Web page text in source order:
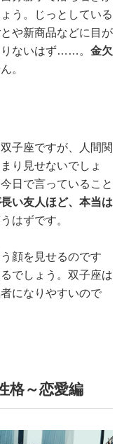
う。じっとしている
や新商品などに目が
ないはず……。 金欠
。
子座ですが、人間関
り見せないでしょ
日で言っていること
い友人ほど、本当は
はずです。
顔を見せるのです
でしょう。双子座は
になりやすいので
格～恋愛編